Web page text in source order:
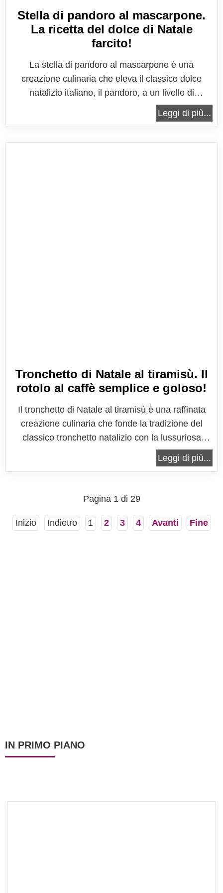
Stella di pandoro al mascarpone.
La ricetta del dolce di Natale
farcito!
La stella di pandoro al mascarpone è una
creazione culinaria che eleva il classico dolce
natalizio italiano, il pandoro, a un livello di
eleganza e raffinatezza. Questo dessert non solo
incarna la tradizione natalizia, ma aggiunge anche
Leggi di più...
Tronchetto di Natale al tiramisù. Il
rotolo al caffè semplice e goloso!
Il tronchetto di Natale al tiramisù è una raffinata
creazione culinaria che fonde la tradizione del
classico tronchetto natalizio con la lussuriosa
dolcezza del tiramisù italiano. Questo dessert
delizioso si presenta come un'opera d'arte
nella preparazione con il piacere...
Leggi di più...
Pagina 1 di 29
Inizio Indietro 1 2 3 4 Avanti Fine
IN PRIMO PIANO